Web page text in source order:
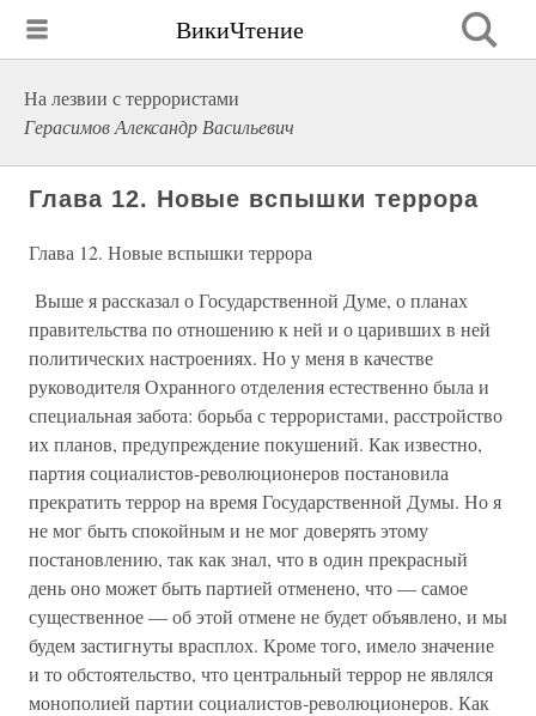
ВикиЧтение
На лезвии с террористами
Герасимов Александр Васильевич
Глава 12. Новые вспышки террора
Глава 12. Новые вспышки террора
Выше я рассказал о Государственной Думе, о планах
правительства по отношению к ней и о царивших в ней
политических настроениях. Но у меня в качестве
руководителя Охранного отделения естественно была и
специальная забота: борьба с террористами, расстройство
их планов, предупреждение покушений. Как известно,
партия социалистов-революционеров постановила
прекратить террор на время Государственной Думы. Но я
не мог быть спокойным и не мог доверять этому
постановлению, так как знал, что в один прекрасный
день оно может быть партией отменено, что — самое
существенное — об этой отмене не будет объявлено, и мы
будем застигнуты врасплох. Кроме того, имело значение
и то обстоятельство, что центральный террор не являлся
монополией партии социалистов-революционеров. Как